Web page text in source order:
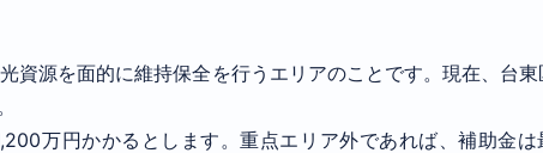
資源を面的に維持保全を行うエリアのことです。現在、台東
万円かかるとします。重点エリア外であれば、補助金は